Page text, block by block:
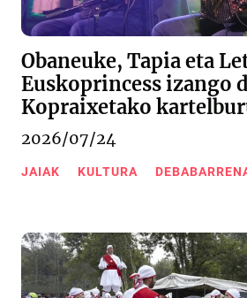
Obaneuke, Tapia eta
Euskoprincess izango
Kopraixetako
2026/07/24
JAIAK KULTURA